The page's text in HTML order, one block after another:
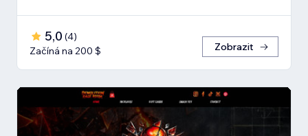
5,0 (4)
Začíná na 200 $
Zobrazit